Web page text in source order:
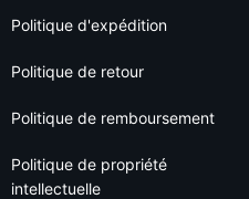
Politique d'expédition
Politique de retour
Politique de remboursement
Politique de propriété
intellectuelle